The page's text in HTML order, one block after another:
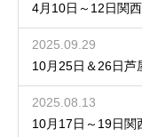
4月10日～12日関
2025.09.29
10月25日＆26日芦
2025.08.13